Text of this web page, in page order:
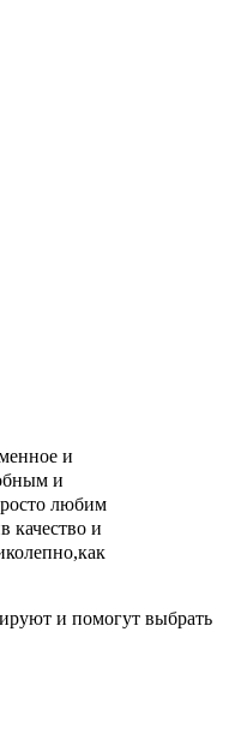
и
и
любим
качество и
и помогут выбрать